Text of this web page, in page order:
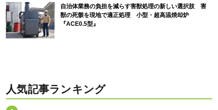
自治体業務の負担を減らす害獣処理の新しい選択肢 害
獣の死骸を現地で適正処理 小型・超高温焼却炉
『ACE0.5型』
人気記事ランキング